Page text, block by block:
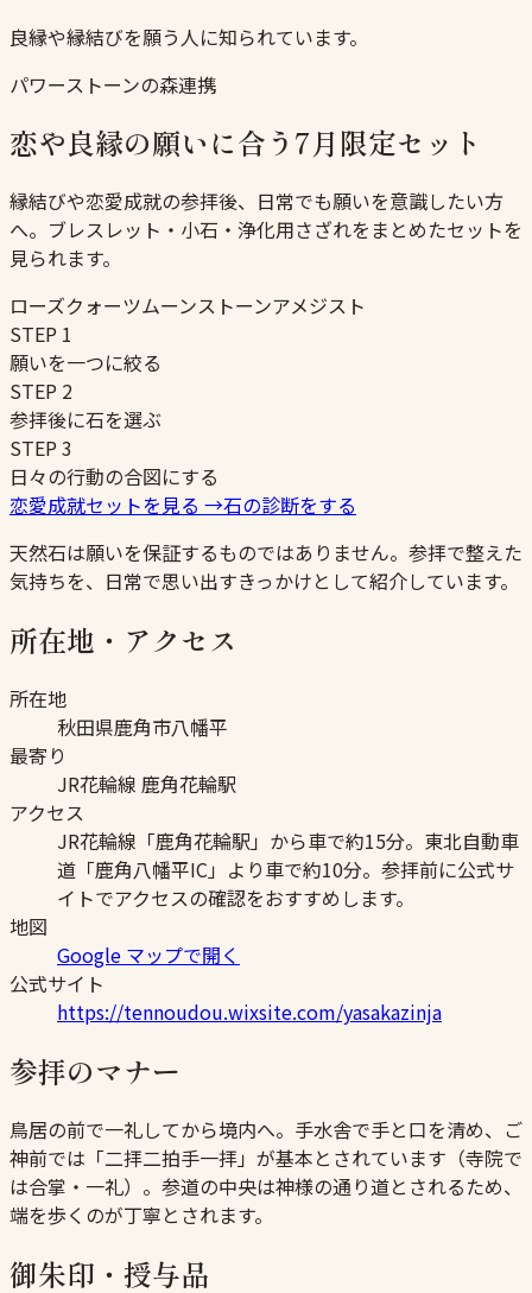
良縁や縁結びを願う人に知られています。
パワーストーンの森連携
恋や良縁の願いに合う7月限定セット
縁結びや恋愛成就の参拝後、日常でも願いを意識したい方
へ。ブレスレット・小石・浄化用さざれをまとめたセットを
見られます。
ローズクォーツムーンストーンアメジスト
STEP 1
願いを一つに絞る
STEP 2
参拝後に石を選ぶ
STEP3
日々の行動の合図にする
恋愛成就セットを見る →石の診断をする
天然石は願いを保証するものではありません。参拝で整えた
気持ちを、日常で思い出すきっかけとして紹介しています。
所在地・アクセス
所在地
秋田県鹿角市八幡平
最寄り
JR花輪線 鹿角花輪駅
アクセス
JR花輪線「鹿角花輪駅」から車で約15分。東北自動車
道「鹿角八幡平IC」より車で約10分。参拝前に公式サ
イトでアクセスの確認をおすすめします。
地図
Google マップで開く
公式サイト
https://tennoudou.wixsite.com/yasakazinja
参拝のマナー
鳥居の前で一礼してから境内へ。手水舎で手と口を清め、ご
神前では「二拝二拍手一拝」が基本とされています（寺院で
は合掌・一礼）。参道の中央は神様の通り道とされるため、
端を歩くのが丁寧とされます。
御朱印・授与品